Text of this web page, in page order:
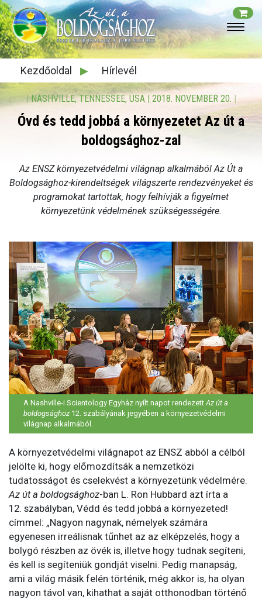
Kezdőoldal ▶ Hírlevél
|NASHVILLE, TENNESSEE, USA | 2018. NOVEMBER 20. |
Óvd és tedd jobbá a környezetet Az út a
boldogsághoz-zal
Az ENSZ környezetvédelmi világnap alkalmából Az Út a
Boldogsághoz-kirendeltségek világszerte rendezvényeket és
programokat tartottak, hogy felhívják a figyelmet
környezetünk védelmének szükségességére.
A Nashville-i Scientology Egyház nyílt napot rendezettAz út a
boldogsághoz 12. szabályának jegyében a környezetvédelmi
világnap alkalmából.
A környezetvédelmi világnapot az ENSZ abból a célból
jelölte ki, hogy előmozdítsák a nemzetközi
tudatosságot és cselekvést a környezetünk védelmére.
Az út a boldogsághoz-ban L. Ron Hubbard azt írta a
12. szabályban, Védd és tedd jobbá a környezeted!
címmel: „Nagyon nagynak, némelyek számára
egyenesen irreálisnak tűnhet az az elképzelés, hogy a
bolygó részben az övék is, illetve hogy tudnak segíteni,
és kell is segíteniük gondját viselni. Pedig manapság,
ami a világ másik felén történik, még akkor is, ha olyan
nagyon távol van, kihathat a saját otthonodban történő